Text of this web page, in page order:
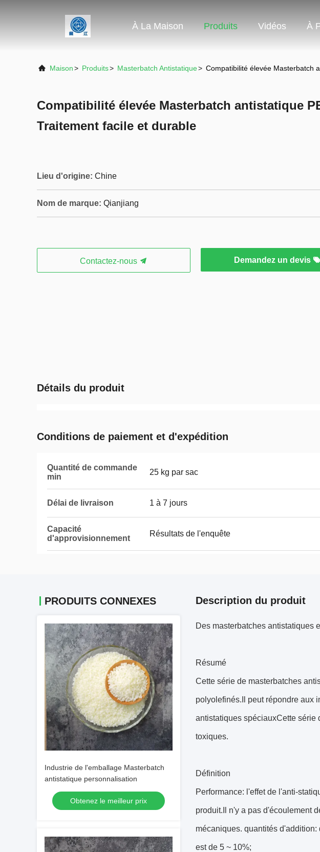
À La Maison Produits Vidéos À
Maison> Produits> Masterbatch Antistatique> Compatibilité élevée Masterbatch
Compatibilité élevée Masterbatch antistatique
Traitement facile et durable
Lieu d'origine: Chine
Nom de marque: Qianjiang
Contactez-nous Demandez un devis
Détails du produit
Conditions de paiement et d'expédition
Quantité de commande
min
25 kg par sac
Délai de livraison 1 à 7 jours
Capacité
d'approvisionnement
Résultats de l'enquête
PRODUITS CONNEXES
Industrie de l'emballage Masterbatch
antistatique personnalisation
Obtenez le meilleur prix
Description du produit
Des masterbatches antistatiques
Résumé
Cette série de masterbatches
polyolefinés.Il peut répondre aux
antistatiques spéciauxCette série
toxiques.
Définition
Performance: l'effet de l'anti-
produit.Il n'y a pas d'écoulement
mécaniques. quantités
est de 5 ~ 10%;